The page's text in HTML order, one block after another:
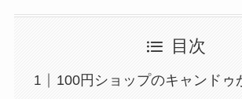
目次
100円ショップのキャンドゥ